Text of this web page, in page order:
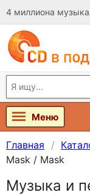
4 миллиона
Меню
Главная
Mask / Mask
Музыка и